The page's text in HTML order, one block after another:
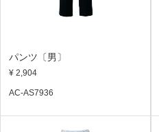
パンツ〔男〕
¥ 2,904
AC-AS7936